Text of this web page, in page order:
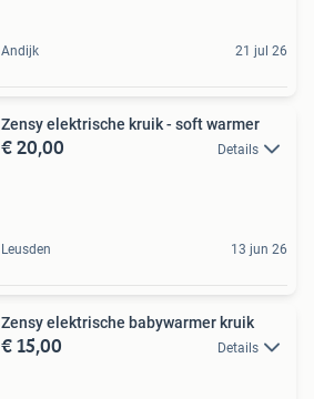
Andijk 21 jul 26
Zensy elektrische kruik - soft warmer
€ 20,00 Details
Leusden 13 jun 26
Zensy elektrische babywarmer kruik
€ 15,00 Details